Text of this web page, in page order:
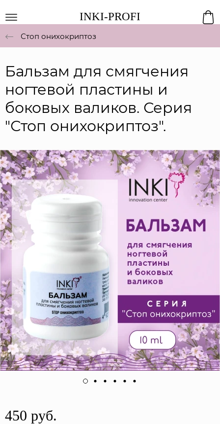
INKI-PROFI
Стоп онихокриптоз
Бальзам для смягчения
ногтевой пластины и
боковых валиков. Серия
"Стоп онихокриптоз".
450 руб.